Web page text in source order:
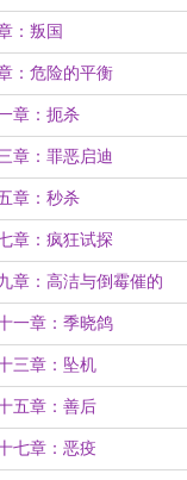
：叛国
：危险的平衡
章：扼杀
章：罪恶启迪
章：秒杀
章：疯狂试探
章：高洁与倒霉催的
一章：季晓鸽
三章：坠机
五章：善后
七章：恶疫